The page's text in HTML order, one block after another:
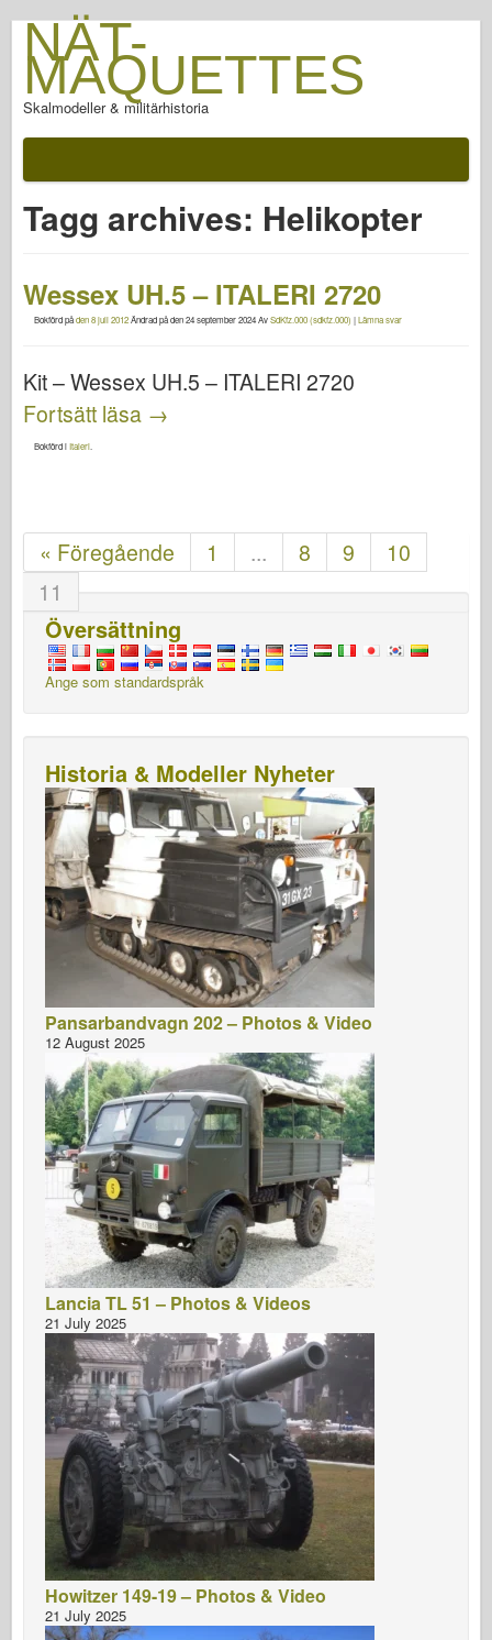
NÄT-
MAQUETTES
Skalmodeller & militärhistoria
Tagg archives: Helikopter
Wessex UH.5 – ITALERI 2720
Bokförd påden 8 juli 2012Ändrad påden 24 september 2024AvSdKfz.000 (sdkfz.000) |Lämna svar
Kit – Wessex UH.5 – ITALERI 2720
Fortsätt läsa →
Bokförd iItaleri
« Föregående 1 ... 8 9
10
11
Översättning
Ange som standardspråk
Historia & Modeller Nyheter
Pansarbandvagn 202 – Photos & Video
12 August 2025
Lancia TL 51 – Photos & Videos
21 July 2025
Howitzer 149-19 – Photos & Video
21 July 2025